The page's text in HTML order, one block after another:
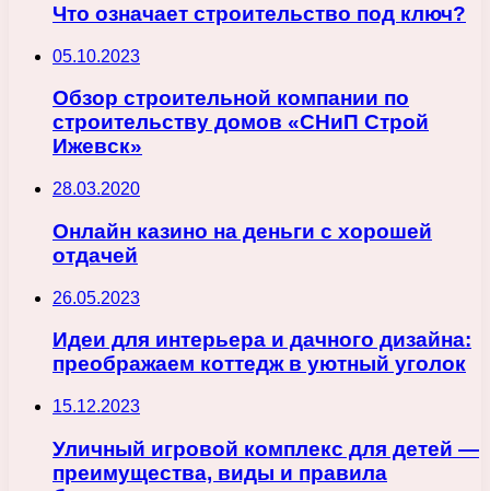
Что означает строительство под ключ?
05.10.2023
Обзор строительной компании по
строительству домов «СНиП Строй
Ижевск»
28.03.2020
Онлайн казино на деньги с хорошей
отдачей
26.05.2023
Идеи для интерьера и дачного дизайна:
преображаем коттедж в уютный уголок
15.12.2023
Уличный игровой комплекс для детей —
преимущества, виды и правила